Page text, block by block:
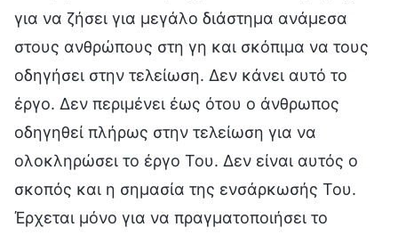
για να ζήσει για μεγάλο διάστημα ανάμεσα
στους ανθρώπους στη γη και σκόπιμα να τους
οδηγήσει στην τελείωση. Δεν κάνει αυτό το
έργο. Δεν περιμένει έως ότου ο άνθρωπος
οδηγηθεί πλήρως στην τελείωση για να
ολοκληρώσει το έργο Του. Δεν είναι αυτός ο
σκοπός και η σημασία της ενσάρκωσής Του.
Έρχεται μόνο για να πραγματοποιήσει το